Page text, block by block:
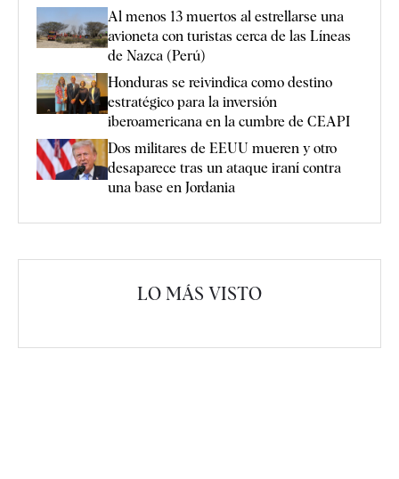
Al menos 13 muertos al estrellarse una
avioneta con turistas cerca de las Líneas
de Nazca (Perú)
Honduras se reivindica como destino
estratégico para la inversión
iberoamericana en la cumbre de CEAPI
Dos militares de EEUU mueren y otro
desaparece tras un ataque iraní contra
una base en Jordania
LO MÁS VISTO